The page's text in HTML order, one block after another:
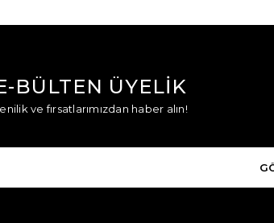
BÜLTEN ÜYELİK
ve fırsatlarımızdan haber alın!